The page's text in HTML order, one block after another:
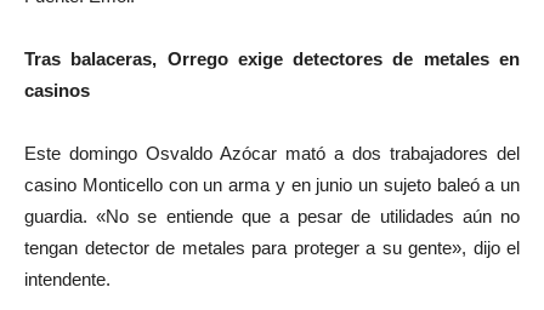
Tras balaceras, Orrego exige detectores de metales en
casinos
Este domingo Osvaldo Azócar mató a dos trabajadores del
casino Monticello con un arma y en junio un sujeto baleó a un
guardia. «No se entiende que a pesar de utilidades aún no
tengan detector de metales para proteger a su gente», dijo el
intendente.